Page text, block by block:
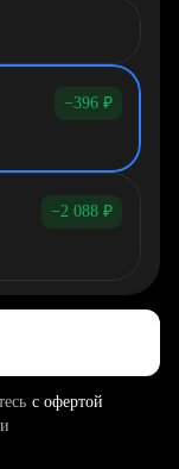
−396 ₽
−2 088 ₽
с офертой